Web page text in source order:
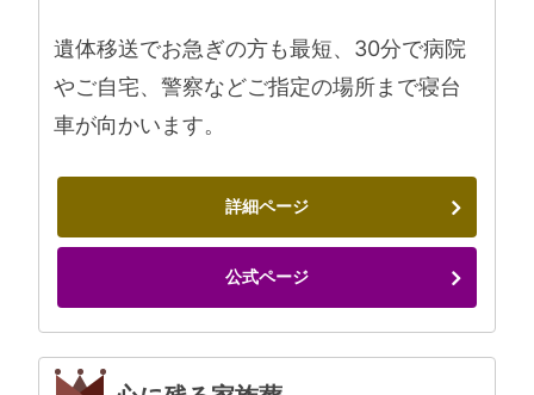
遺体移送でお急ぎの方も最短、30分で病院
やご自宅、警察などご指定の場所まで寝台
車が向かいます。
詳細ページ
公式ページ